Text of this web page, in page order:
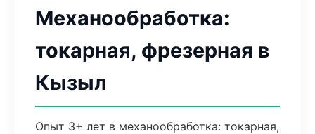
Механообработка:
токарная, фрезерная в
Кызыл
Опыт 3+ лет в механообработка: токарная,